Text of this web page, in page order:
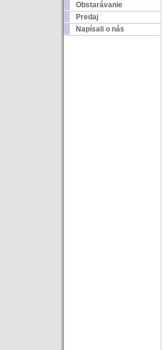
Obstarávanie
Predaj
Napísali o nás